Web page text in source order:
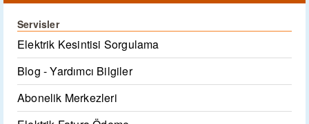
Servisler
Elektrik Kesintisi Sorgulama
Blog - Yardımcı Bilgiler
Abonelik Merkezleri